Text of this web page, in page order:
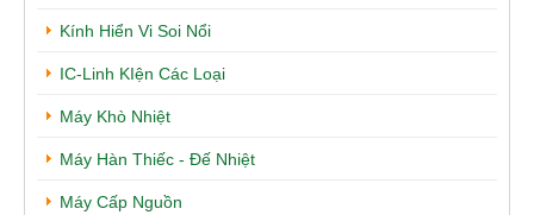
Kính Hiển Vi Soi Nổi
IC-Linh KIện Các Loại
Máy Khò Nhiệt
Máy Hàn Thiếc - Đế Nhiệt
Máy Cấp Nguồn